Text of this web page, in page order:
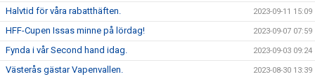
Halvtid för våra rabatthäften. 2023-09-11 15:09
HFF-Cupen Issas minne på lördag! 2023-09-07 07:59
Fynda i vår Second hand idag. 2023-09-03 09:24
Västerås gästar Vapenvallen. 2023-08-30 13:39